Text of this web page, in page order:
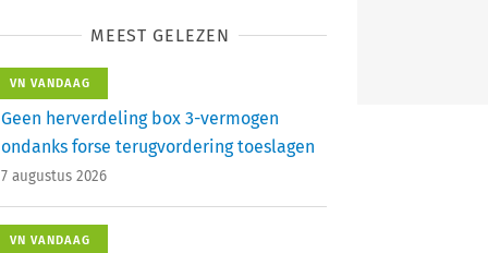
MEEST GELEZEN
VN VANDAAG
Geen herverdeling box 3-vermogen
ondanks forse terugvordering toeslagen
7 augustus 2026
VN VANDAAG